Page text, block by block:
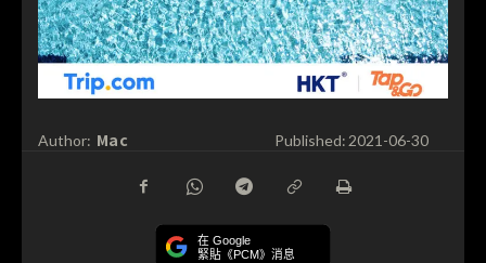
Author: Mac Published: 2021-06-30
在 Google
緊貼《PCM》消息